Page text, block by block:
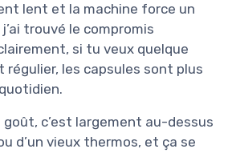
lent et la machine force un
trouvé le compromis
si tu veux quelque
régulier, les capsules sont plus
goût, c’est largement au-dessus
d’un vieux thermos, et ça se